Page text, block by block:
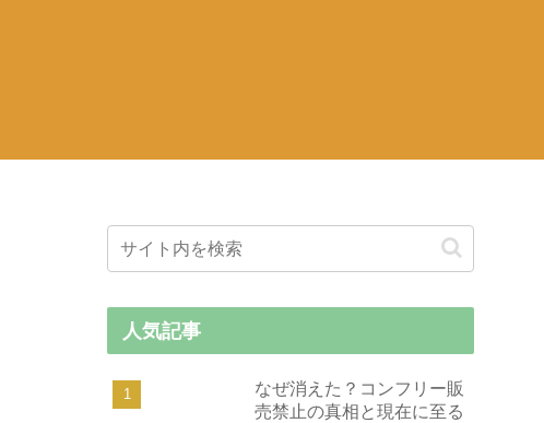
人気記事
なぜ消えた？コンフリー販
売禁止の真相と現在に至る